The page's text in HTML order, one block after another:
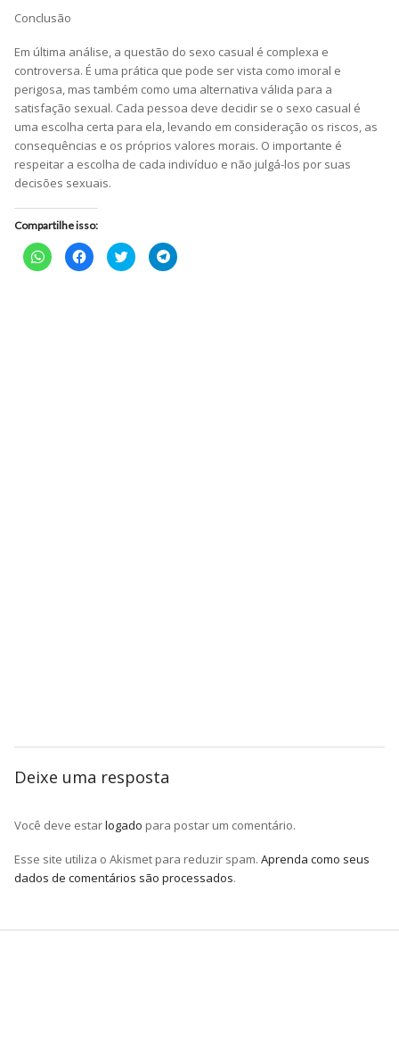
Conclusão
Em última análise, a questão do sexo casual é complexa e
controversa. É uma prática que pode ser vista como imoral e
perigosa, mas também como uma alternativa válida para a
satisfação sexual. Cada pessoa deve decidir se o sexo casual é
uma escolha certa para ela, levando em consideração os riscos, as
consequências e os próprios valores morais. O importante é
respeitar a escolha de cada indivíduo e não julgá-los por suas
decisões sexuais.
Compartilhe isso:
Clique
para
compartilhar
Clique
para
compartilhar
Clique
para
compartilhar
Clique
para
Deixe uma resposta
Você deve estarlogado para postar um comentário.
Esse site utiliza o Akismet para reduzir spam. Aprenda como seus
dados de comentários são processados.